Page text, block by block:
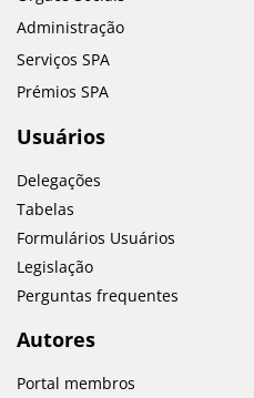
Administração
Serviços SPA
Prémios SPA
Usuários
Delegações
Tabelas
Formulários Usuários
Legislação
Perguntas frequentes
Autores
Portal membros